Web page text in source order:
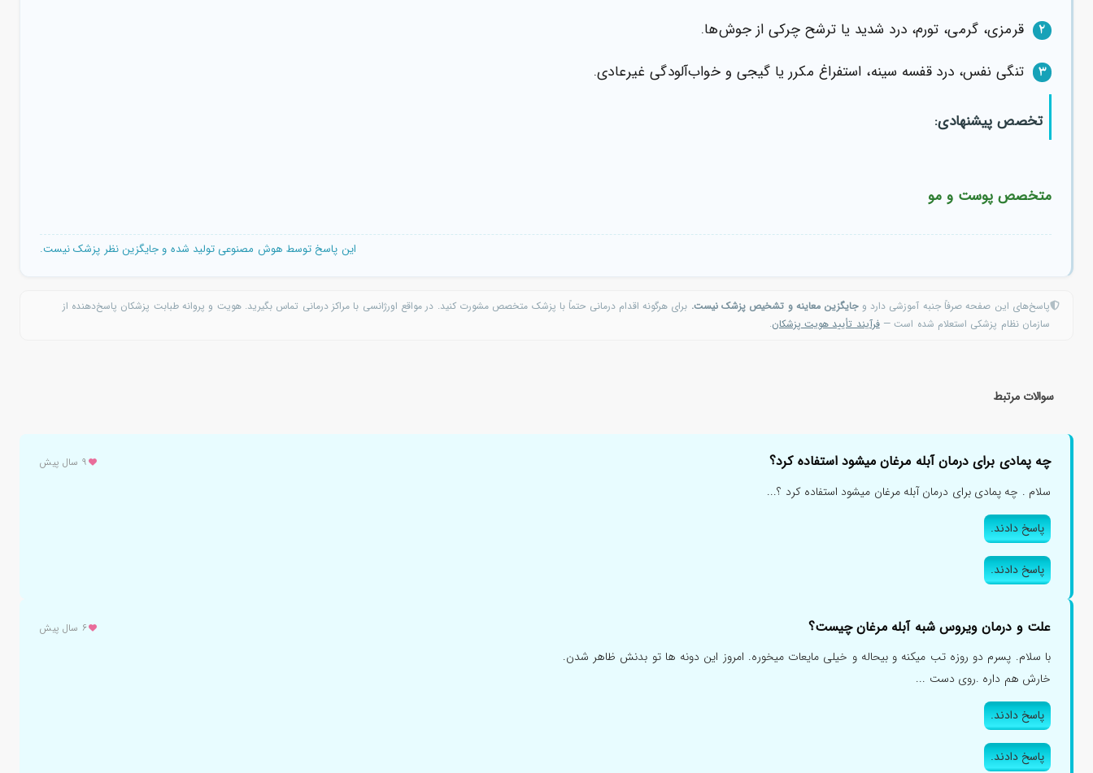
۲ قرمزی، گرمی، تورم، درد شدید یا ترشح چرکی از جوش‌ها.
۳ تنگی نفس، درد قفسه سینه، استفراغ مکرر یا گیجی و خواب‌آلودگی غیرعادی.
تخصص پیشنهادی:
متخصص پوست و مو
این پاسخ توسط هوش مصنوعی تولید شده و جایگزین نظر پزشک نیست.
پاسخ‌های این صفحه صرفاً جنبه آموزشی دارد وجایگزین معاینه و تشخیص پزشک نیست. برای هرگونه اقدام درمانی حتماً با پزشک متخصص مشورت کنید. در مواقع اورژانسی با مراکز درمانی تماس بگیرید. هویت و پروانه طبابت پزشکان پاسخ‌دهنده از
سازمان نظام پزشکی استعلام شده است —فرآیند تأیید هویت پزشکان.
سوالات مرتبط
چه پمادی برای درمان آبله مرغان میشود استفاده کرد؟ ۹ سال پیش
سلام . چه پمادی برای درمان آبله مرغان میشود استفاده کرد ؟...
پاسخ دادند.
پاسخ دادند.
علت و درمان ویروس شبه آبله مرغان چیست؟ ۶ سال پیش
با سلام. پسرم دو روزه تب میکنه و بیحاله و خیلی مایعات میخوره. امروز این دونه ها تو بدنش ظاهر شدن.
خارش هم داره .روی دست ...
پاسخ دادند.
پاسخ دادند.